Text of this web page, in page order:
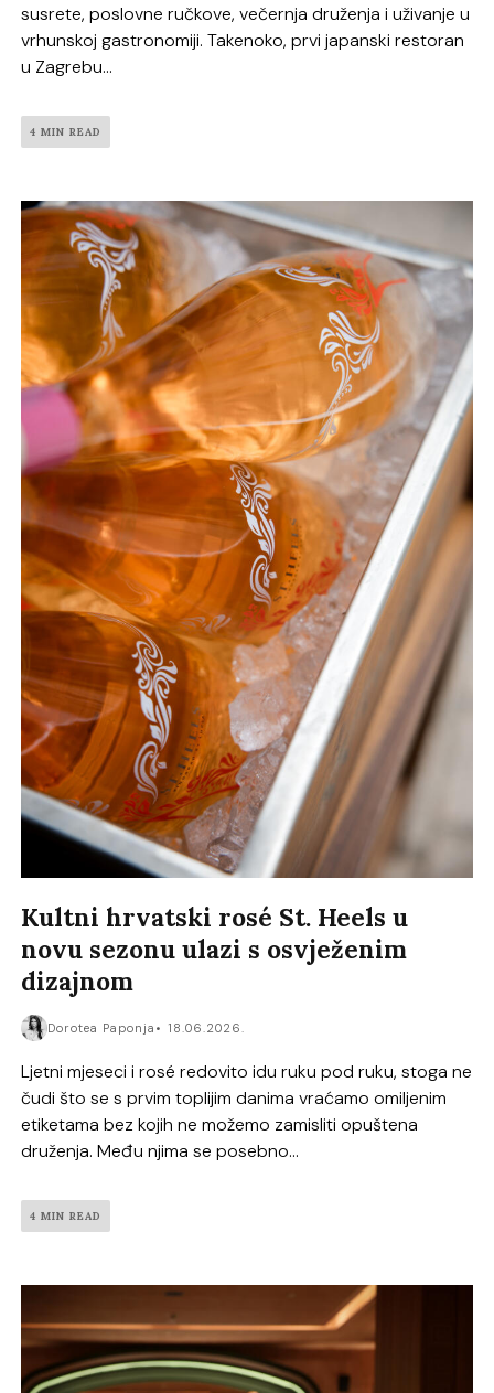
susrete, poslovne ručkove, večernja druženja i uživanje u
vrhunskoj gastronomiji. Takenoko, prvi japanski restoran
u Zagrebu...
4 MIN READ
Kultni hrvatski rosé St. Heels u
novu sezonu ulazi s osvježenim
dizajnom
Dorotea Paponja 18.06.2026.
Ljetni mjeseci i rosé redovito idu ruku pod ruku, stoga ne
čudi što se s prvim toplijim danima vraćamo omiljenim
etiketama bez kojih ne možemo zamisliti opuštena
druženja. Među njima se posebno...
4 MIN READ